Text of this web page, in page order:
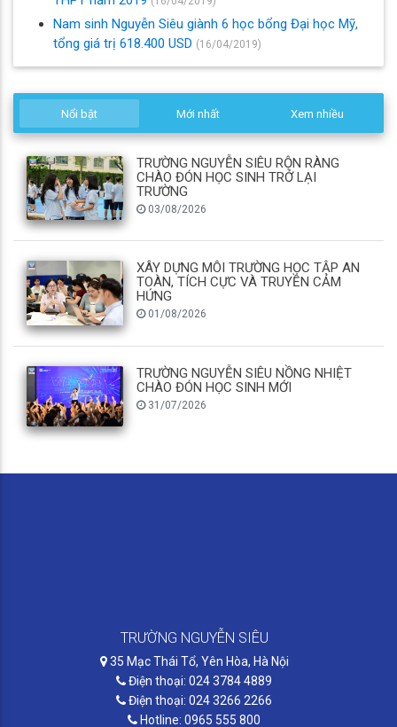
Nam sinh Nguyễn Siêu giành 6 học bổng Đại học Mỹ,
tổng giá trị 618.400 USD (16/04/2019)
Nổi bật Mới nhất Xem nhiều
TRƯỜNG NGUYỄN SIÊU RỘN RÀNG
CHÀO ĐÓN HỌC SINH TRỞ LẠI
TRƯỜNG
03/08/2026
XÂY DỰNG MÔI TRƯỜNG HỌC TẬP AN
TOÀN, TÍCH CỰC VÀ TRUYỀN CẢM
HỨNG
01/08/2026
TRƯỜNG NGUYỄN SIÊU NỒNG NHIỆT
CHÀO ĐÓN HỌC SINH MỚI
31/07/2026
TRƯỜNG NGUYỄN SIÊU
35 Mạc Thái Tổ, Yên Hòa, Hà Nội
Điện thoại: 024 3784 4889
Điện thoại: 024 3266 2266
Hotline: 0965 555 800